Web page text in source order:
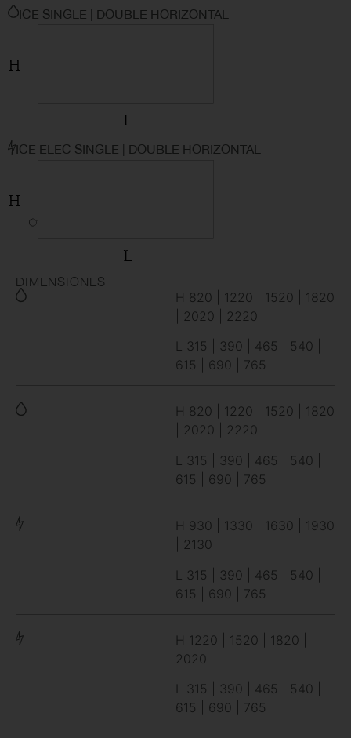
ICE SINGLE | DOUBLE HORIZONTAL
ICE ELEC SINGLE | DOUBLE HORIZONTAL
DIMENSIONES
H 820 | 1220 | 1520 | 1820
| 2020 | 2220
L 315 | 390 | 465 | 540 |
615 | 690 | 765
H 820 | 1220 | 1520 | 1820
| 2020 | 2220
L 315 | 390 | 465 | 540 |
615 | 690 | 765
H 930 | 1330 | 1630 | 1930
| 2130
L 315 | 390 | 465 | 540 |
615 | 690 | 765
H 1220 | 1520 | 1820 |
2020
L 315 | 390 | 465 | 540 |
615 | 690 | 765